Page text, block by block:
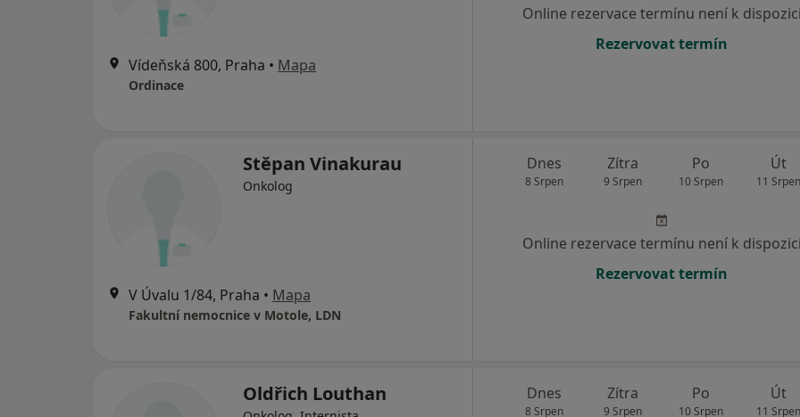
Vídeňská 800, Praha • Mapa
Ordinace
Online rezervace termínu není k dispozici
Rezervovat termín
Stěpan Vinakurau
Onkolog
V Úvalu 1/84, Praha • Mapa
Fakultní nemocnice v Motole, LDN
Dnes
8 Srpen
Zítra
9 Srpen
Po
10 Srpen
Út
11 Srpen
Online rezervace termínu není k dispozici
Rezervovat termín
Oldřich Louthan Dnes
8 Srpen
Zítra
9 Srpen
Po
10 Srpen
Út
11 Srpen